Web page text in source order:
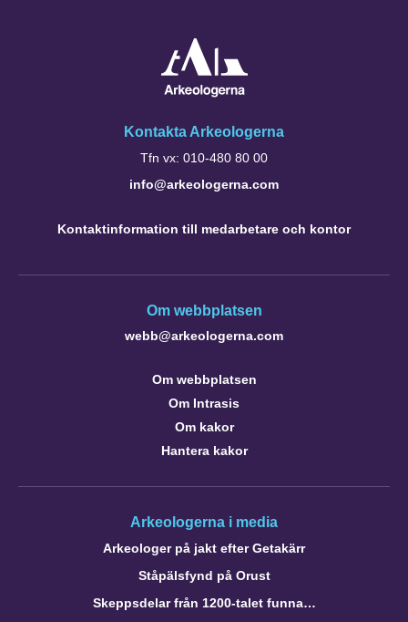
Kontakta Arkeologerna
Tfn vx: 010-480 80 00
info@arkeologerna.com
Kontaktinformation till medarbetare och kontor
Om webbplatsen
webb@arkeologerna.com
Om webbplatsen
Om Intrasis
Om kakor
Hantera kakor
Arkeologerna i media
Arkeologer på jakt efter Getakärr
Ståpälsfynd på Orust
Skeppsdelar från 1200-talet funna…